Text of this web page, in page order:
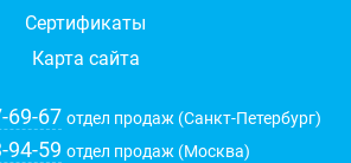
Сертификаты
Карта сайта
69-67 отдел продаж (Санкт-Петербург)
94-59 отдел продаж (Москва)